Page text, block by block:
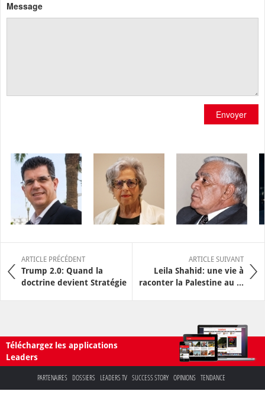
Message
Envoyer
ARTICLE PRÉCÉDENT
Trump 2.0: Quand la
doctrine devient Stratégie
ARTICLE SUIVANT
Leila Shahid: une vie à
raconter la Palestine au ...
Téléchargez les applications
Leaders
PARTENAIRES DOSSIERS LEADERS TV SUCCESS STORY OPINIONS TENDANCE